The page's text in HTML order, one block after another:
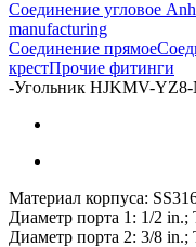
Соединение угловое
manufacturing
Соединение прямое
крестПрочие фитинги
-Угольник HJKMV-YZ8-
Материал корпуса:
Диаметр порта 1: 1/2
Диаметр порта 2: 3/8 in.;